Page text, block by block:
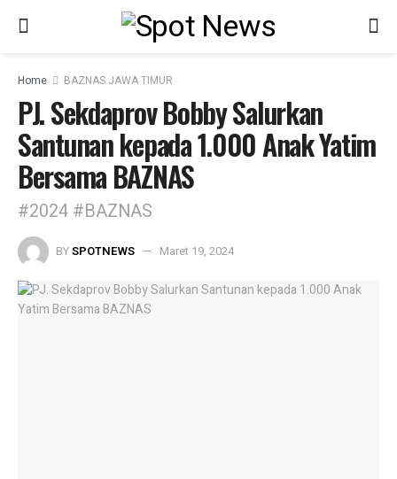
Home BAZNAS JAWA TIMUR
PJ. Sekdaprov Bobby Salurkan
Santunan kepada 1.000 Anak Yatim
Bersama BAZNAS
#2024 #BAZNAS
BYSPOTNEWS Maret 19, 2024